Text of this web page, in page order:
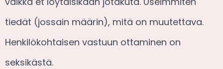
tiedät (jossain määrin), mitä on muutettava.
Henkilökohtaisen vastuun ottaminen on
seksikästä.